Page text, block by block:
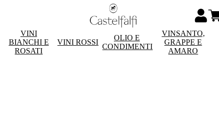
VINI
BIANCHI E
ROSATI
VINI ROSSI
OLIO E
CONDIMENTI
VINSANTO,
GRAPPE E
AMARO